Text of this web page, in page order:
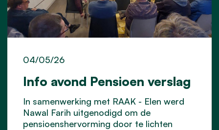
Info avond Pensioen verslag
04/05/26
In samenwerking met RAAK - Elen werd
Nawal Farih uitgenodigd om de
pensioenshervorming door te lichten